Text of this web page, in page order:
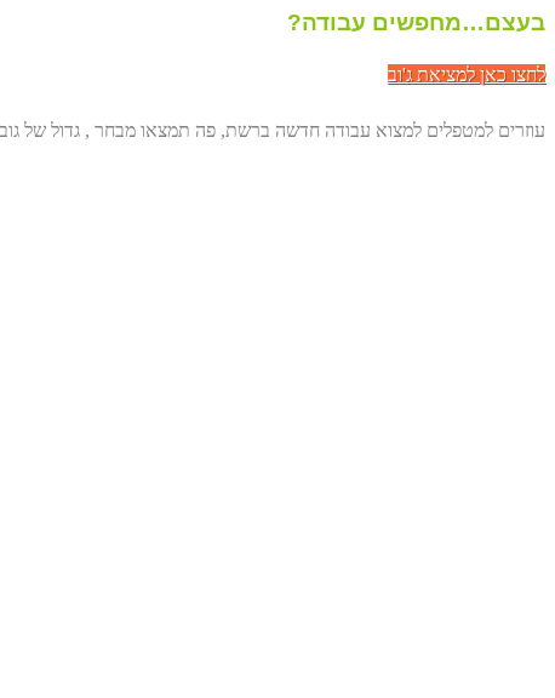
בעצם…מחפשים עבודה?
לחצו כאן למציאת ג'וב
עוזרים למטפלים למצוא עבודה חדשה ברשת, פה תמצאו מבחר , גדול של